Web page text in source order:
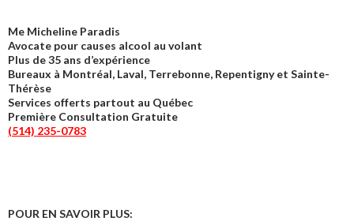
Me Micheline Paradis
Avocate pour causes alcool au volant
Plus de 35 ans d’expérience
Bureaux à Montréal, Laval, Terrebonne, Repentigny et Sainte-
Thérèse
Services offerts partout au Québec
Première Consultation Gratuite
(514) 235-0783
POUR EN SAVOIR PLUS: